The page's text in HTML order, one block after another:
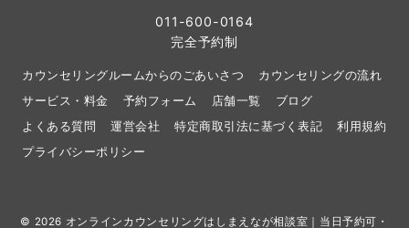
011-600-0164
完全予約制
カウンセリングルームからのごあいさつ
カウンセリングの流れ
サービス・料金
予約フォーム 店舗一覧
ブログ
よくある質問
運営会社 特定商取引法に基づく表記
利用規約
プライバシーポリシー
© 2026 オンラインカウンセリングはしまえなが相談室｜当日予約可・